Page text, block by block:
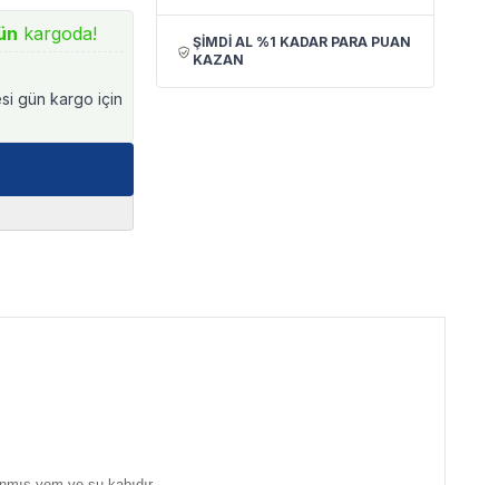
kargoda!
gün kargo için
ŞİMDİ AL %1 KADAR PARA PUAN
KAZAN